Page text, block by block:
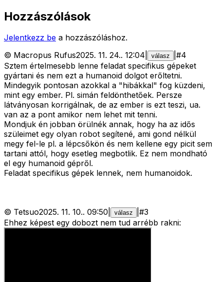
Hozzászólások
Jelentkezz be a hozzászóláshoz.
© Macropus Rufus2025. 11. 24.. 12:04 válasz #4
Sztem értelmesebb lenne feladat specifikus gépeket
gyártani és nem ezt a humanoid dolgot erőltetni.
Mindegyik pontosan azokkal a "hibákkal" fog küzdeni,
mint egy ember. Pl. simán feldönthetőek. Persze
látványosan korrigálnak, de az ember is ezt teszi, ua.
van az a pont amikor nem lehet mit tenni.
Mondjuk én jobban örülnék annak, hogy ha az idős
szüleimet egy olyan robot segítené, ami gond nélkül
megy fel-le pl. a lépcsőkön és nem kellene egy picit sem
tartani attól, hogy esetleg megbotlik. Ez nem mondható
el egy humanoid gépről.
Feladat specifikus gépek lennek, nem humanoidok.
© Tetsuo2025. 11. 10.. 09:50 válasz #3
Ehhez képest egy dobozt nem tud arrébb rakni: